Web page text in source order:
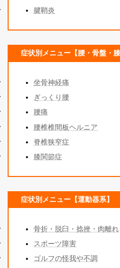
腱鞘炎
症状別メニュー【腰・骨盤・膝
坐骨神経痛
ぎっくり腰
腰痛
腰椎椎間板ヘルニア
脊椎狭窄症
膝関節症
症状別メニュー【運動器系】
骨折・脱臼・捻挫・肉離れ
スポーツ障害
ゴルフの怪我や不調